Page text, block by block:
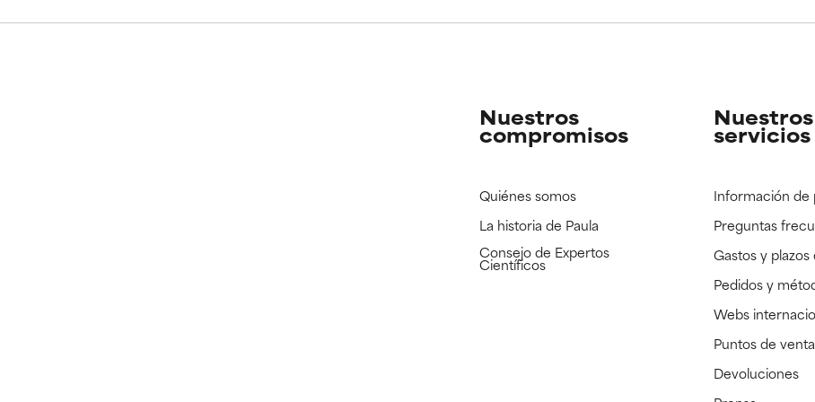
Ingrediente registrado, pero con la información científica disponible pendiente de
Ingrediente registrado, pero con la información científica disponible pendiente de
Nuestros
compromisos
Quiénes somos
La historia de Paula
Consejo de Expertos
Científicos
Nuestros
servicios
Información
Preguntas
Gastos y
Pedidos y
Webs
Puntos de venta
Devoluciones